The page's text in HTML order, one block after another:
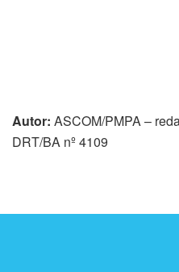
Autor: ASCOM/PMPA –
DRT/BA nº 4109